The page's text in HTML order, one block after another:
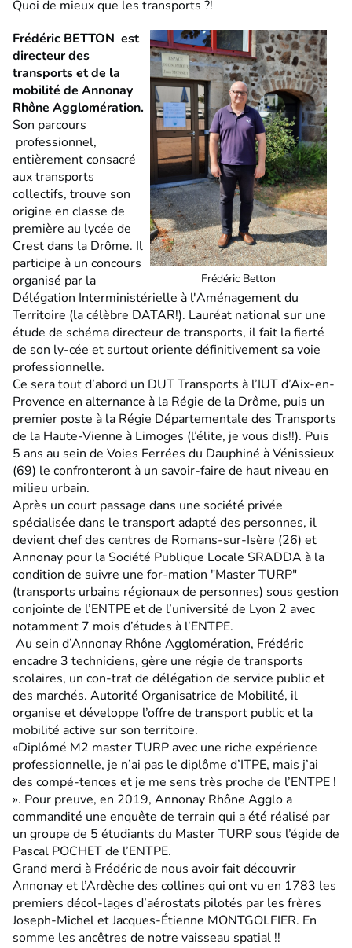
Quoi de mieux que les transports ?!
Frédéric Betton
Frédéric BETTON est
directeur des
transports et de la
mobilité de Annonay
Rhône Agglomération.
Son parcours
professionnel,
entièrement consacré
aux transports
collectifs, trouve son
origine en classe de
première au lycée de
Crest dans la Drôme. Il
participe à un concours
organisé par la
Délégation Interministérielle à l'Aménagement du
Territoire (la célèbre DATAR!). Lauréat national sur une
étude de schéma directeur de transports, il fait la fierté
de son ly-cée et surtout oriente définitivement sa voie
professionnelle.
Ce sera tout d’abord un DUT Transports à l’IUT d’Aix-en-
Provence en alternance à la Régie de la Drôme, puis un
premier poste à la Régie Départementale des Transports
de la Haute-Vienne à Limoges (l’élite, je vous dis!!). Puis
5 ans au sein de Voies Ferrées du Dauphiné à Vénissieux
(69) le confronteront à un savoir-faire de haut niveau en
milieu urbain.
Après un court passage dans une société privée
spécialisée dans le transport adapté des personnes, il
devient chef des centres de Romans-sur-Isère (26) et
Annonay pour la Société Publique Locale SRADDA à la
condition de suivre une for-mation "Master TURP"
(transports urbains régionaux de personnes) sous gestion
conjointe de l’ENTPE et de l’université de Lyon 2 avec
notamment 7 mois d’études à l’ENTPE.
Au sein d’Annonay Rhône Agglomération, Frédéric
encadre 3 techniciens, gère une régie de transports
scolaires, un con-trat de délégation de service public et
des marchés. Autorité Organisatrice de Mobilité, il
organise et développe l’offre de transport public et la
mobilité active sur son territoire.
«Diplômé M2 master TURP avec une riche expérience
professionnelle, je n’ai pas le diplôme d’ITPE, mais j’ai
des compé-tences et je me sens très proche de l’ENTPE !
». Pour preuve, en 2019, Annonay Rhône Agglo a
commandité une enquête de terrain qui a été réalisé par
un groupe de 5 étudiants du Master TURP sous l’égide de
Pascal POCHET de l’ENTPE.
Grand merci à Frédéric de nous avoir fait découvrir
Annonay et l’Ardèche des collines qui ont vu en 1783 les
premiers décol-lages d’aérostats pilotés par les frères
Joseph-Michel et Jacques-Étienne MONTGOLFIER. En
somme les ancêtres de notre vaisseau spatial !!